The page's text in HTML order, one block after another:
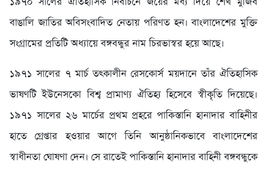
বাঙালি জাতির অবিসংবাদিত নেতায় পরিণত হন। বাংলাদেশের মুক্তি
সংগ্রামের প্রতিটি অধ্যায়ে বঙ্গবন্ধুর নাম চিরভাস্বর হয়ে আছে।
১৯৭১ সালের ৭ মার্চ তৎকালীন রেসকোর্স ময়দানে তাঁর ঐতিহাসিক
ভাষণটি ইউনেসকো বিশ্ব প্রামাণ্য ঐতিহ্য হিসেবে স্বীকৃতি দিয়েছে।
১৯৭১ সালের ২৬ মার্চের প্রথম প্রহরে পাকিস্তানি হানাদার বাহিনীর
হাতে গ্রেপ্তার হওয়ার আগে তিনি আনুষ্ঠানিকভাবে বাংলাদেশের
স্বাধীনতা ঘোষণা দেন। সে রাতেই পাকিস্তানি হানাদার বাহিনী বঙ্গবন্ধুকে